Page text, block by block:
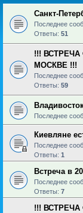
Санкт-
Последнее
Ответы: 51
!!! ВСТРЕЧА
МОСКВЕ !!!
Последнее
Ответы: 59
Последнее
Киевляне
Последнее
Ответы: 1
Встреча в
Последнее
Ответы: 7
!!!